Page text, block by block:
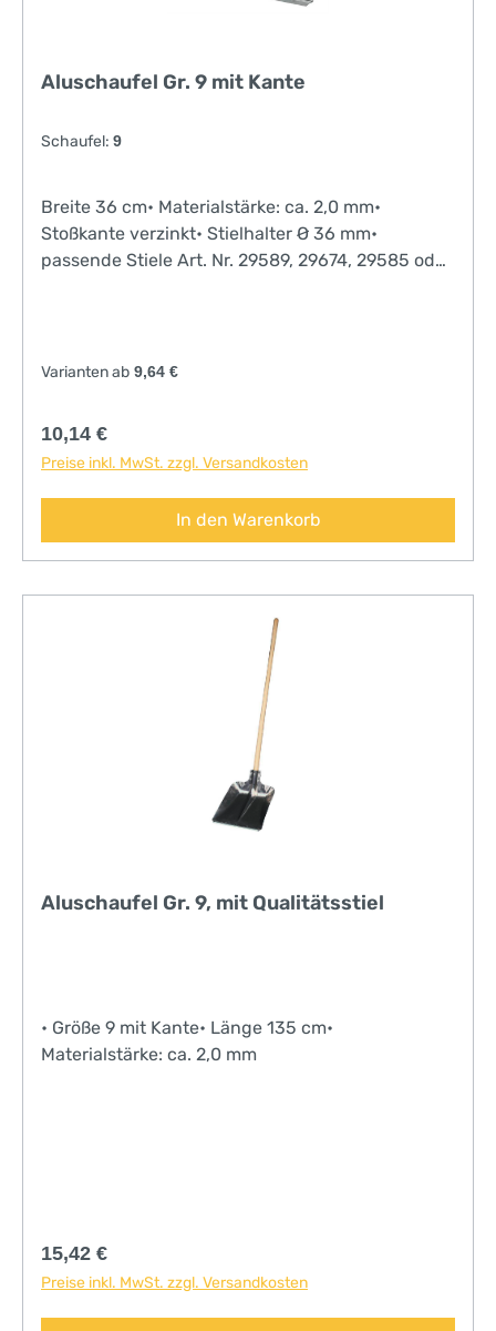
Aluschaufel Gr. 9 mit Kante
Schaufel: 9
Breite 36 cm• Materialstärke: ca. 2,0 mm•
Stoßkante verzinkt• Stielhalter Ø 36 mm•
passende Stiele Art. Nr. 29589, 29674, 29585 oder
Varianten ab 9,64 €
Regulärer Preis:
10,14 €
Preise inkl. MwSt. zzgl. Versandkosten
In den Warenkorb
Aluschaufel Gr. 9, mit Qualitätsstiel
• Größe 9 mit Kante• Länge 135 cm•
Materialstärke: ca. 2,0 mm
Regulärer Preis:
15,42 €
Preise inkl. MwSt. zzgl. Versandkosten